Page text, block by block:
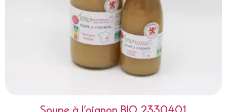
Soupe à l’oignon BIO 2330401